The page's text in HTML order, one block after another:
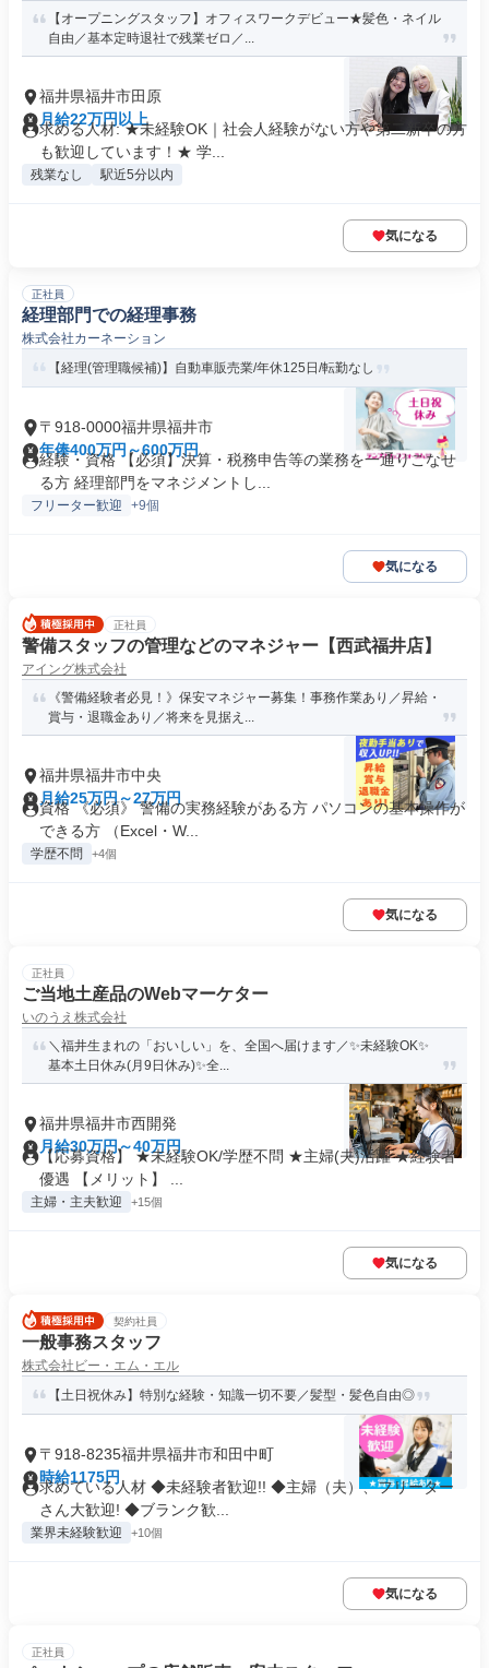
【オープニングスタッフ】オフィスワークデビュー★髪色・ネイル
自由／基本定時退社で残業ゼロ／...
福井県福井市田原
月給22万円以上
求める人材: ★未経験OK｜社会人経験がない方や第二新卒の方
も歓迎しています！★ 学...
残業なし 駅近5分以内
気になる
正社員
経理部門での経理事務
株式会社カーネーション
【経理(管理職候補)】自動車販売業/年休125日/転勤なし
〒918-0000福井県福井市
年俸400万円～600万円
経験・資格 【必須】決算・税務申告等の業務を一通りこなせ
る方 経理部門をマネジメントし...
フリーター歓迎 +9個
気になる
正社員
警備スタッフの管理などのマネジャー【西武福井店】
アイング株式会社
《警備経験者必見！》保安マネジャー募集！事務作業あり／昇給・
賞与・退職金あり／将来を見据え...
福井県福井市中央
月給25万円～27万円
資格 《必須》 警備の実務経験がある方 パソコンの基本操作が
できる方 （Excel・W...
学歴不問 +4個
気になる
正社員
ご当地土産品のWebマーケター
いのうえ株式会社
＼福井生まれの「おいしい」を、全国へ届けます／✨未経験OK✨
基本土日休み(月9日休み)✨全...
福井県福井市西開発
月給30万円～40万円
【応募資格】 ★未経験OK/学歴不問 ★主婦(夫)活躍 ★経験者
優遇 【メリット】 ...
主婦・主夫歓迎 +15個
気になる
契約社員
一般事務スタッフ
株式会社ビー・エム・エル
【土日祝休み】特別な経験・知識一切不要／髪型・髪色自由◎
〒918-8235福井県福井市和田中町
時給1175円
求めている人材 ◆未経験者歓迎!! ◆主婦（夫）、フリーター
さん大歓迎! ◆ブランク歓...
業界未経験歓迎 +10個
気になる
正社員